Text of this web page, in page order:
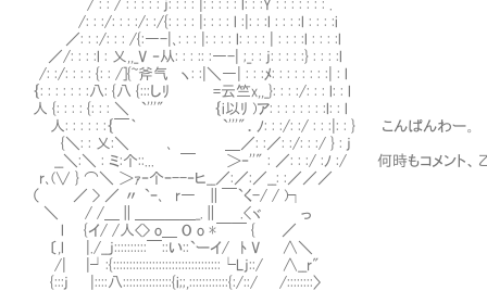
/ : : / : : : : : j: : : : |: : : : : l: : :Y : : : : : : : .
/: : :/: : : :/: :/{: : : : |: : : : l :|: : :l : : : :l : : : :i
／: : :/: : : /{:―-|､: : : |: : : : l: : : : | : : : :l : : : :l
／/: : : :l : 乂,,_V ‐从: : : :: :―-| ;_: : j: : : : :} : : : :l
/: :/: : : : {: : /]{~斧气 ヽ: :|＼―| : : :ﾒ: : : : : : : :| : l
｛: : : : : : :八: {八 {:::しﾘ =云竺x,,_}: : : :/: : : l: : l
人 {: : : : {: : : ＼ `'''" ｛i以ﾘ )ア: : : : : : : :l: : l
人: : : : : :｛￣｀ `'''"．ﾉ: : :/: :/ : : :|: : } こんぱんわー。
{＼: : 乂:＼ ､ ＿／: :／: :/: : :/ } : j
__＼:＼ : ミ:个::... ￣ ＞‐''" : ／: : :/ :ﾉ :/ 何時もコメント、乙あ
r､(∨ } ⌒＼ ＞ｧ‐个ｰ--‐ヒ__／:／:／__: :／／／
（ ／ > ／ 〃 `ｰ､ r― ∥￣`く-/ / )┐
＼ / /＿∥＿＿＿＿_.∥ .<ヾ っ
l {イ/ /人<> o＿ O o *￣￣ { ／
〔,l |./__j::::::::::￣::い::`ーイ/ ﾄ V ∧＼
/| |┘:{:::::::::::::::::::::::::::::::::└Lj::/ ∧__r"
{:::j |::::八:::::::::::::::{i;;,::::::::::::{:/::/ /::::::::〉